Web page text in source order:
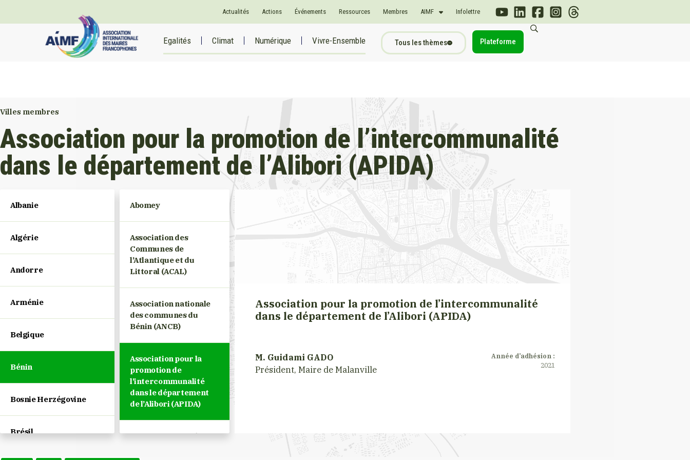
Actualités Actions Événements Ressources Membres AIMF Infolettre
Egalités Climat Numérique Vivre-Ensemble Tous les thèmes Plateforme
Villes membres
Association pour la promotion de l’intercommunalité
dans le département de l’Alibori (APIDA)
Albanie
Algérie
Andorre
Arménie
Belgique
Bénin
Bosnie Herzégovine
Brésil
Abomey
Association des
Communes de
l’Atlantique et du
Littoral (ACAL)
Association nationale
des communes du
Bénin (ANCB)
Association pour la
promotion de
l’intercommunalité
dans le département
de l’Alibori (APIDA)
Association pour le
Association pour la promotion de l’intercommunalité
dans le département de l’Alibori (APIDA)
M. Guidami GADO
Président, Maire de Malanville
Année d’adhésion :
2021